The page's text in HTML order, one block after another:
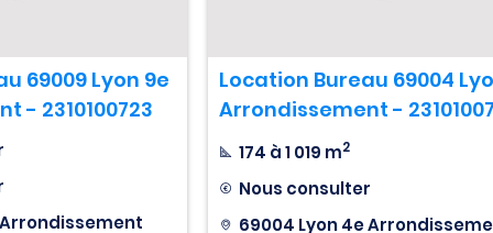
69009 Lyon 9e
- 2310100723
Location Bureau 69004
Arrondissement -
174 à 1 019 m2
Nous consulter
69004 Lyon 4e